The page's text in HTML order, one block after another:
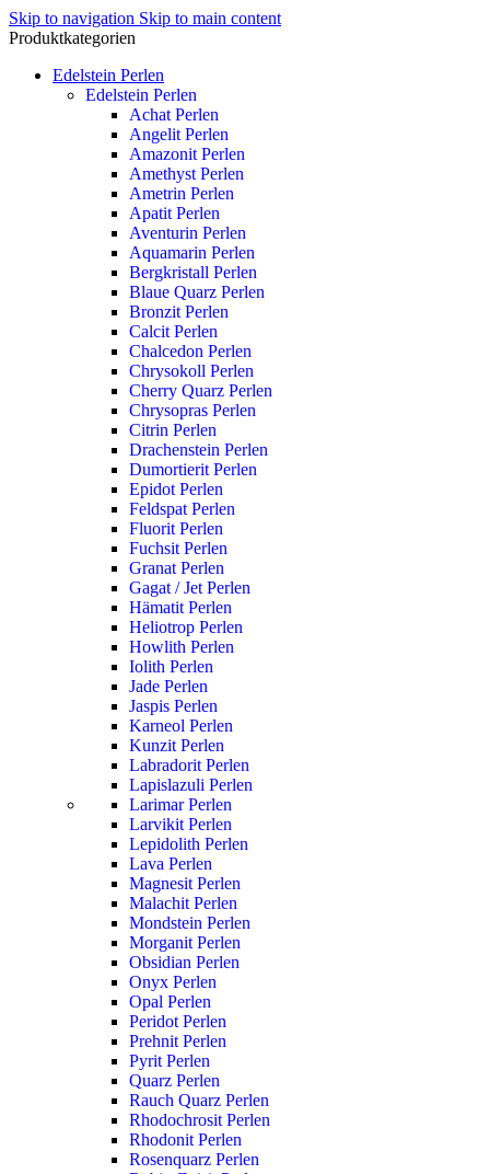
Skip to navigation Skip to main content
Produktkategorien
Edelstein Perlen
Edelstein Perlen
Achat Perlen
Angelit Perlen
Amazonit Perlen
Amethyst Perlen
Ametrin Perlen
Apatit Perlen
Aventurin Perlen
Aquamarin Perlen
Bergkristall Perlen
Blaue Quarz Perlen
Bronzit Perlen
Calcit Perlen
Chalcedon Perlen
Chrysokoll Perlen
Cherry Quarz Perlen
Chrysopras Perlen
Citrin Perlen
Drachenstein Perlen
Dumortierit Perlen
Epidot Perlen
Feldspat Perlen
Fluorit Perlen
Fuchsit Perlen
Granat Perlen
Gagat / Jet Perlen
Hämatit Perlen
Heliotrop Perlen
Howlith Perlen
Iolith Perlen
Jade Perlen
Jaspis Perlen
Karneol Perlen
Kunzit Perlen
Labradorit Perlen
Lapislazuli Perlen
Larimar Perlen
Larvikit Perlen
Lepidolith Perlen
Lava Perlen
Magnesit Perlen
Malachit Perlen
Mondstein Perlen
Morganit Perlen
Obsidian Perlen
Onyx Perlen
Opal Perlen
Peridot Perlen
Prehnit Perlen
Pyrit Perlen
Quarz Perlen
Rauch Quarz Perlen
Rhodochrosit Perlen
Rhodonit Perlen
Rosenquarz Perlen